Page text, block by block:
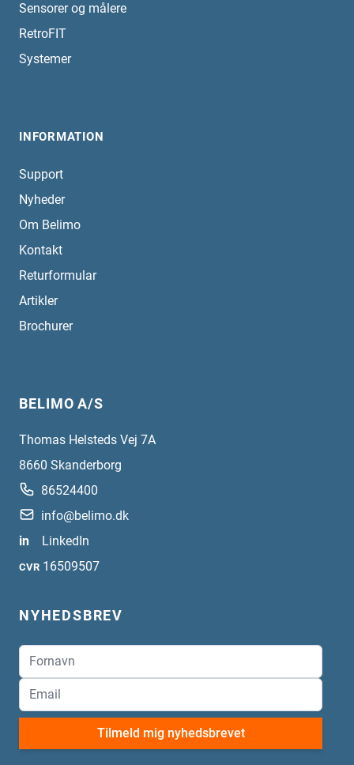
Sensorer og målere
RetroFIT
Systemer
INFORMATION
Support
Nyheder
Om Belimo
Kontakt
Returformular
Artikler
Brochurer
BELIMO A/S
Thomas Helsteds Vej 7A
8660 Skanderborg
86524400
info@belimo.dk
in
LinkedIn
CVR 16509507
NYHEDSBREV
Tilmeld mig nyhedsbrevet